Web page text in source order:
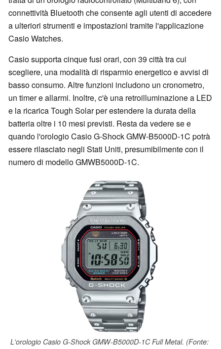
connettività Bluetooth che consente agli utenti di accedere
a ulteriori strumenti e impostazioni tramite l'applicazione
Casio Watches.
Casio supporta cinque fusi orari, con 39 città tra cui
scegliere, una modalità di risparmio energetico e avvisi di
basso consumo. Altre funzioni includono un cronometro,
un timer e allarmi. Inoltre, c'è una retroilluminazione a LED
e la ricarica Tough Solar per estendere la durata della
batteria oltre i 10 mesi previsti. Resta da vedere se e
quando l'orologio Casio G-Shock GMW-B5000D-1C potrà
essere rilasciato negli Stati Uniti, presumibilmente con il
numero di modello GMWB5000D-1C.
L'orologio Casio G-Shock GMW-B5000D-1C Full Metal. (Fonte: